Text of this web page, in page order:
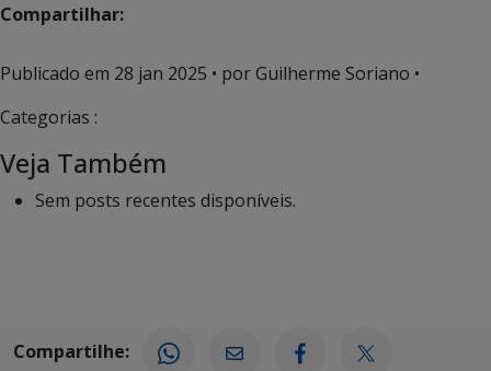
Compartilhar:
Publicado em 28 jan 2025 • por Guilherme Soriano •
Categorias :
Veja Também
Sem posts recentes disponíveis.
Compartilhe: